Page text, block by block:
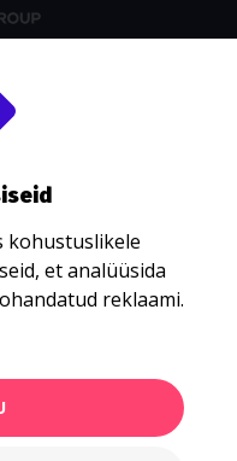
kohustuslikele
et analüüsida
reklaami.